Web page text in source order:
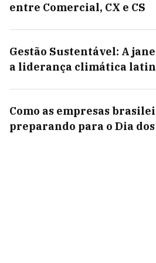
entre Comercial, CX e CS
Gestão Sustentável: A
a liderança climática
Como as empresas
preparando para o Dia dos